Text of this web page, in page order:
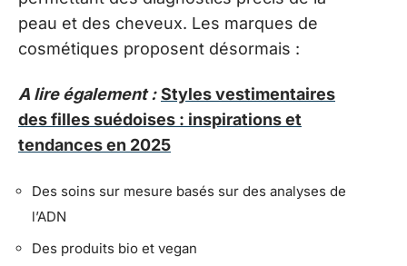
peau et des cheveux. Les marques de
cosmétiques proposent désormais :
A lire également : Styles vestimentaires
des filles suédoises : inspirations et
tendances en 2025
Des soins sur mesure basés sur des analyses de
l’ADN
Des produits bio et vegan